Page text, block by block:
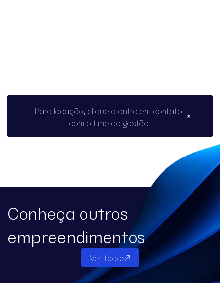
Para locação, clique e entre em contato
com o time de gestão
Conheça outros
empreendimentos
Ver todos